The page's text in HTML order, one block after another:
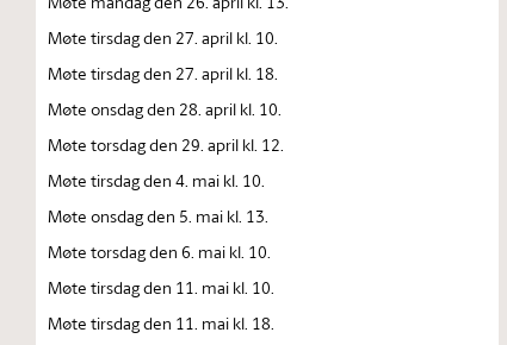
Møte tirsdag den 27. april kl. 10.
Møte tirsdag den 27. april kl. 18.
Møte onsdag den 28. april kl. 10.
Møte torsdag den 29. april kl. 12.
Møte tirsdag den 4. mai kl. 10.
Møte onsdag den 5. mai kl. 13.
Møte torsdag den 6. mai kl. 10.
Møte tirsdag den 11. mai kl. 10.
Møte tirsdag den 11. mai kl. 18.